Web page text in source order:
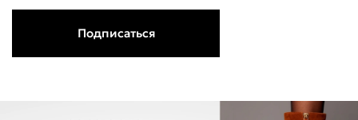
Подписаться